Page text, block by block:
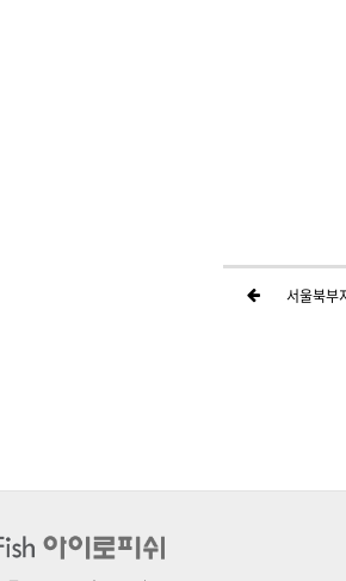
서울북부
류